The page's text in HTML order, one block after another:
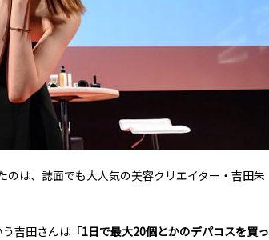
は、誌面でも大人気の美容クリエイター・吉田朱
吉田さんは 「1日で最大20個とかのデパコスを買っ